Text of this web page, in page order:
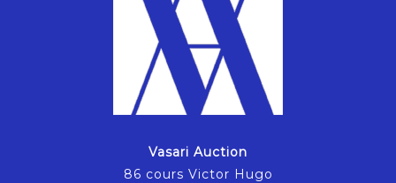
Vasari Auction
86 cours Victor Hugo